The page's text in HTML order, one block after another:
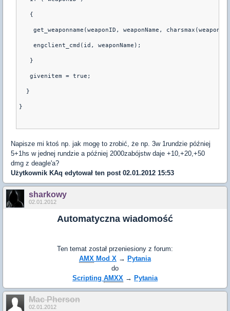
   {
get_weaponname(weaponID, weaponName,
    engclient_cmd(id, weaponName);
   }
   givenitem = true;
  }
}
Napisze mi ktoś np. jak mogę to zrobić, że np. 3w 1rundzie później
5+1hs w jednej rundzie a później 2000zabójstw daje +10,+20,+50
dmg z deagle'a?
Użytkownik KAq edytował ten post 02.01.2012 15:53
sharkowy
02.01.2012
Automatyczna wiadomość
Ten temat został przeniesiony z forum:
AMX Mod X → Pytania
do
Scripting AMXX → Pytania
Mac Pherson
02.01.2012